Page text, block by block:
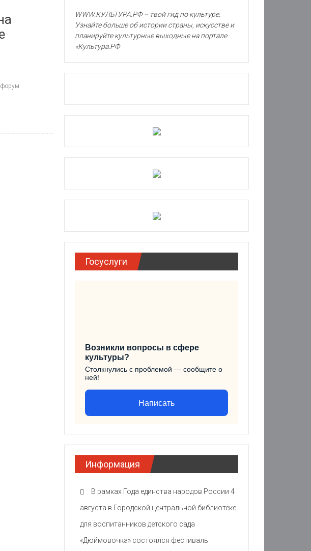
форум
WWW.КУЛЬТУРА.РФ – твой гид по культуре.
Узнайте больше об истории страны, искусстве и
планируйте культурные выходные на портале
«Культура.РФ
Госуслуги
Возникли вопросы в сфере
культуры?
Столкнулись с проблемой — сообщите о
ней!
Написать
Информация
В рамках Года единства народов России 4
августа в Городской центральной библиотеке
для воспитанников детского сада
«Дюймовочка» состоялся фестиваль